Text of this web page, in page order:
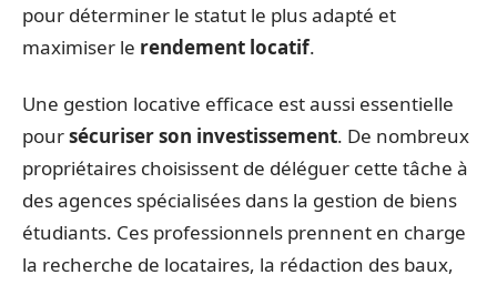
pour déterminer le statut le plus adapté et
maximiser le rendement locatif.
Une gestion locative efficace est aussi essentielle
poursécuriser son investissement. De nombreux
propriétaires choisissent de déléguer cette tâche à
des agences spécialisées dans la gestion de biens
étudiants. Ces professionnels prennent en charge
la recherche de locataires, la rédaction des baux,